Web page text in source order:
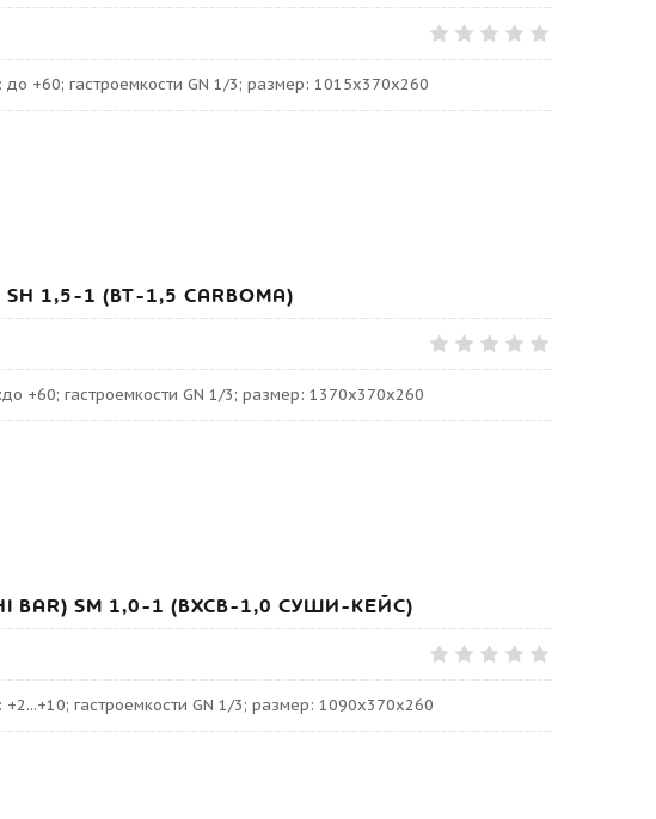
+60; гастроемкости GN 1/3; размер: 1015х370х260
1,5-1 (ВТ-1,5 СARBOMA)
+60; гастроемкости GN 1/3; размер: 1370х370х260
BAR) SM 1,0-1 (ВХСВ-1,0 СУШИ-КЕЙС)
гастроемкости GN 1/3; размер: 1090х370х260